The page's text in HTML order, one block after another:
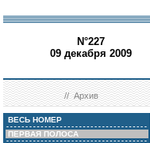
N°227
09 декабря 2009
//Архив
ВЕСЬ НОМЕР
ПЕРВАЯ ПОЛОСА